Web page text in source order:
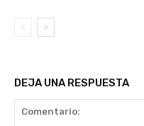
DEJA UNA RESPUESTA